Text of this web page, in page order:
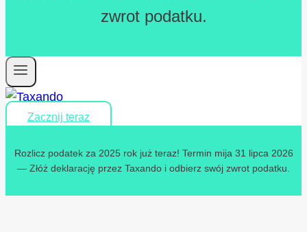
zwrot podatku.
Zacznij teraz
Rozlicz podatek za 2025 rok już teraz! Termin mija 31 lipca 2026
— Złóż deklarację przez Taxando i odbierz swój zwrot podatku.